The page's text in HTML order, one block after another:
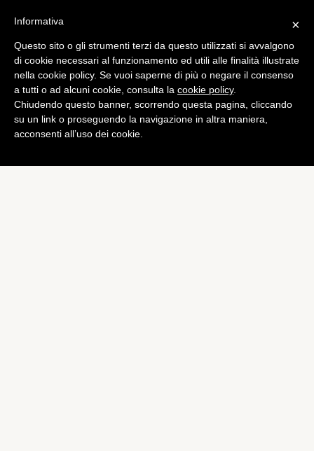
Mobile
HTC One 2: primi dettagli e
arrivo presto nel 2014
di Alessandro Moretti
×
Informativa
Questo sito o gli strumenti terzi da questo utilizzati si avvalgono
di cookie necessari al funzionamento ed utili alle finalità illustrate
nella cookie policy. Se vuoi saperne di più o negare il consenso
a tutti o ad alcuni cookie, consulta la cookie policy.
Chiudendo questo banner, scorrendo questa pagina, cliccando
su un link o proseguendo la navigazione in altra maniera,
acconsenti all’uso dei cookie.